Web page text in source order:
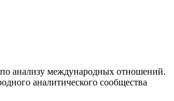
анализу международных отношений.
аналитического сообщества